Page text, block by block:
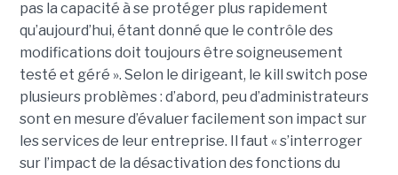
pas la capacité à se protéger plus rapidement
qu’aujourd’hui, étant donné que le contrôle des
modifications doit toujours être soigneusement
testé et géré ». Selon le dirigeant, le kill switch pose
plusieurs problèmes : d’abord, peu d’administrateurs
sont en mesure d’évaluer facilement son impact sur
les services de leur entreprise. Il faut « s’interroger
sur l’impact de la désactivation des fonctions du